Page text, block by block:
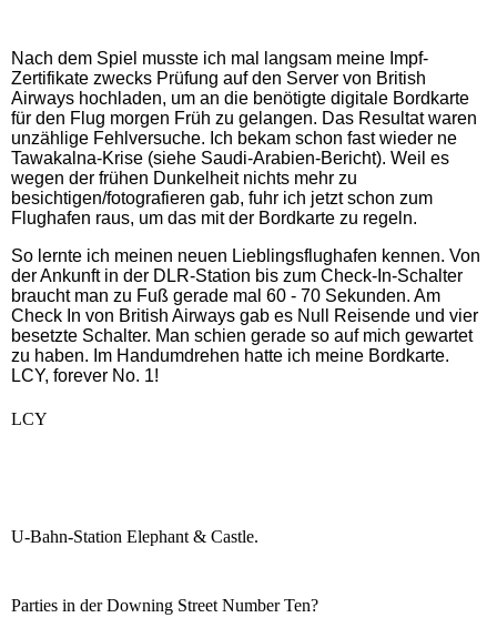
Nach dem Spiel musste ich mal langsam meine Impf-
Zertifikate zwecks Prüfung auf den Server von British
Airways hochladen, um an die benötigte digitale Bordkarte
für den Flug morgen Früh zu gelangen. Das Resultat waren
unzählige Fehlversuche. Ich bekam schon fast wieder ne
Tawakalna-Krise (siehe Saudi-Arabien-Bericht). Weil es
wegen der frühen Dunkelheit nichts mehr zu
besichtigen/fotografieren gab, fuhr ich jetzt schon zum
Flughafen raus, um das mit der Bordkarte zu regeln.
So lernte ich meinen neuen Lieblingsflughafen kennen. Von
der Ankunft in der DLR-Station bis zum Check-In-Schalter
braucht man zu Fuß gerade mal 60 - 70 Sekunden. Am
Check In von British Airways gab es Null Reisende und vier
besetzte Schalter. Man schien gerade so auf mich gewartet
zu haben. Im Handumdrehen hatte ich meine Bordkarte.
LCY, forever No. 1!
LCY
U-Bahn-Station Elephant & Castle.
Parties in der Downing Street Number Ten?